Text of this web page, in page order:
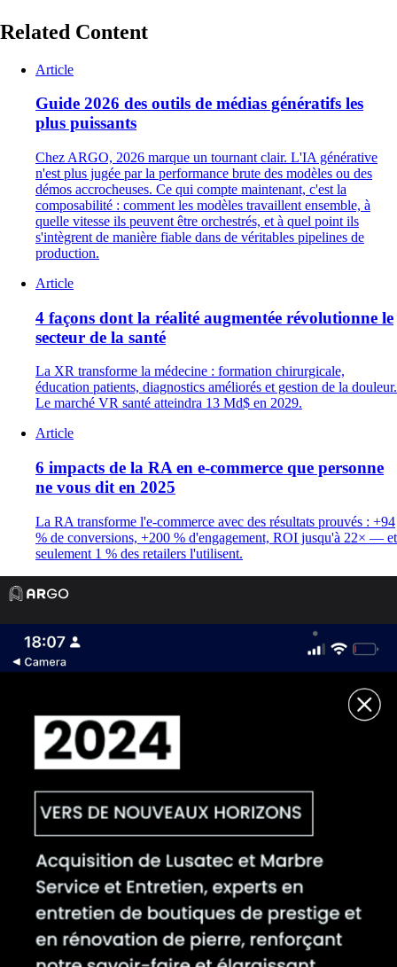
Related Content
Article
Guide 2026 des outils de médias génératifs les
plus puissants
Chez ARGO, 2026 marque un tournant clair. L'IA générative
n'est plus jugée par la performance brute des modèles ou des
démos accrocheuses. Ce qui compte maintenant, c'est la
composabilité : comment les modèles travaillent ensemble, à
quelle vitesse ils peuvent être orchestrés, et à quel point ils
s'intègrent de manière fiable dans de véritables pipelines de
production.
Article
4 façons dont la réalité augmentée révolutionne le
secteur de la santé
La XR transforme la médecine : formation chirurgicale,
éducation patients, diagnostics améliorés et gestion de la douleur.
Le marché VR santé atteindra 13 Md$ en 2029.
Article
6 impacts de la RA en e-commerce que personne
ne vous dit en 2025
La RA transforme l'e-commerce avec des résultats prouvés : +94
% de conversions, +200 % d'engagement, ROI jusqu'à 22× — et
seulement 1 % des retailers l'utilisent.
ARGO propose une gamme de solutions
pour transformer vos communications
digitales et print en expériences
hello@ar-go.co +33 1 84 60 09 60
ARGO est une marque exploitée et détenue par
Produits
Réalité Augmentée
PDF Interactifs
Post-it Vidéos
ImgenAI
PDFTagDog
Miroir Magique
Cartes de vœux
Secteurs